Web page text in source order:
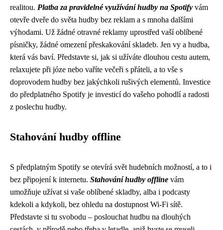
realitou. Platba za pravidelné využívání hudby na Spotify vám
otevře dveře do světa hudby bez reklam a s mnoha dalšími
výhodami. Už žádné otravné reklamy uprostřed vaší oblíbené
písničky, žádné omezení přeskakování skladeb. Jen vy a hudba,
která vás baví. Představte si, jak si užíváte dlouhou cestu autem,
relaxujete při józe nebo vaříte večeři s přáteli, a to vše s
doprovodem hudby bez jakýchkoli rušivých elementů. Investice
do předplatného Spotify je investicí do vašeho pohodlí a radosti
z poslechu hudby.
Stahování hudby offline
S předplatným Spotify se otevírá svět hudebních možností, a to i
bez připojení k internetu. Stahování hudby offline vám
umožňuje užívat si vaše oblíbené skladby, alba i podcasty
kdekoli a kdykoli, bez ohledu na dostupnost Wi-Fi sítě.
Představte si tu svobodu – poslouchat hudbu na dlouhých